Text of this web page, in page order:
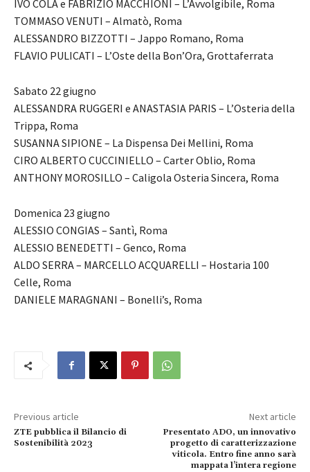
IVO COLA e FABRIZIO MACCHIONI – L’Avvolgibile, Roma
TOMMASO VENUTI – Almatò, Roma
ALESSANDRO BIZZOTTI – Jappo Romano, Roma
FLAVIO PULICATI – L’Oste della Bon’Ora, Grottaferrata
Sabato 22 giugno
ALESSANDRA RUGGERI e ANASTASIA PARIS – L’Osteria della
Trippa, Roma
SUSANNA SIPIONE – La Dispensa Dei Mellini, Roma
CIRO ALBERTO CUCCINIELLO – Carter Oblio, Roma
ANTHONY MOROSILLO – Caligola Osteria Sincera, Roma
Domenica 23 giugno
ALESSIO CONGIAS – Santì, Roma
ALESSIO BENEDETTI – Genco, Roma
ALDO SERRA – MARCELLO ACQUARELLI – Hostaria 100
Celle, Roma
DANIELE MARAGNANI – Bonelli’s, Roma
Previous article
ZTE pubblica il Bilancio di
Sostenibilità 2023
Next article
Presentato ADO, un innovativo
progetto di caratterizzazione
viticola. Entro fine anno sarà
mappata l’intera regione